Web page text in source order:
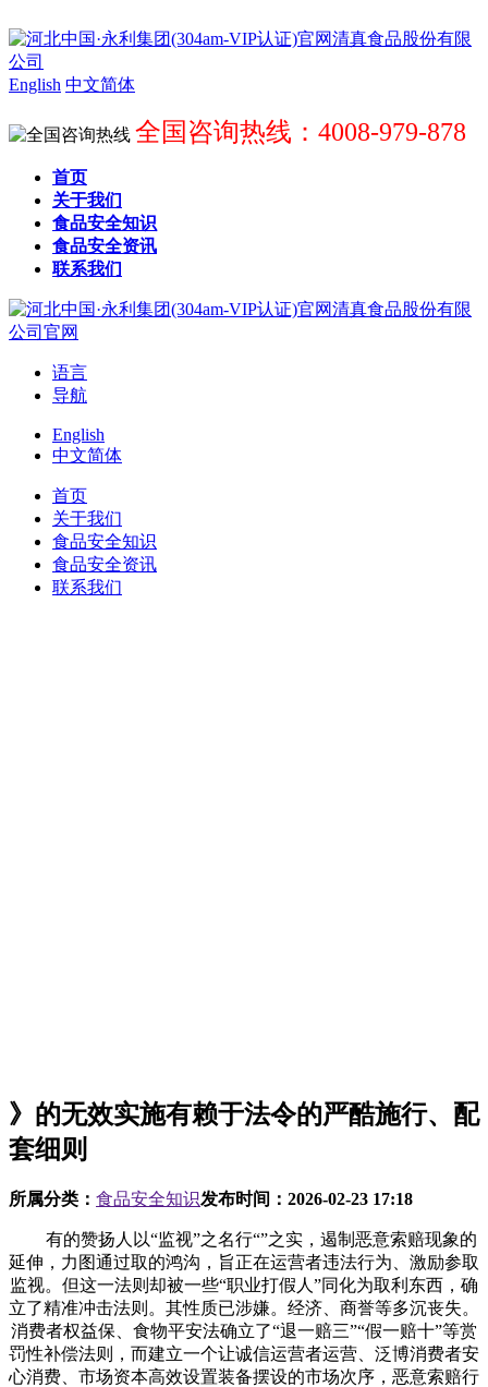
English 中文简体
全国咨询热线：4008-979-878
首页
关于我们
食品安全知识
食品安全资讯
联系我们
语言
导航
English
中文简体
首页
关于我们
食品安全知识
食品安全资讯
联系我们
》的无效实施有赖于法令的严酷施行、配
套细则
所属分类： 食品安全知识发布时间： 2026-02-23 17:18
有的赞扬人以“监视”之名行“”之实，遏制恶意索赔现象的
延伸，力图通过取的鸿沟，旨正在运营者违法行为、激励参取
监视。但这一法则却被一些“职业打假人”同化为取利东西，确
立了精准冲击法则。其性质已涉嫌。经济、商誉等多沉丧失。
消费者权益保、食物平安法确立了“退一赔三”“假一赔十”等赏
罚性补偿法则，而建立一个让诚信运营者运营、泛博消费者安
心消费、市场资本高效设置装备摆设的市场次序，恶意索赔行